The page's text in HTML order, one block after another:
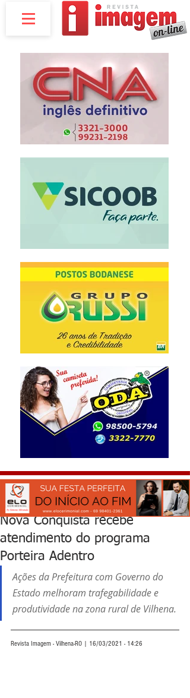
Nova Conquista recebe
atendimento do programa
Porteira Adentro
Ações da Prefeitura com Governo do
Estado melhoram trafegabilidade e
produtividade na zona rural de Vilhena.
Revista Imagem - Vilhena-RO | 16/03/2021 - 14:26